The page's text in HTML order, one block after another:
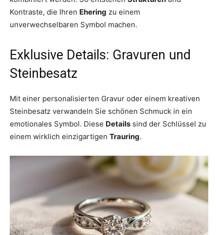
Kontraste, die Ihren Ehering zu einem
unverwechselbaren Symbol machen.
Exklusive Details: Gravuren und
Steinbesatz
Mit einer personalisierten Gravur oder einem kreativen
Steinbesatz verwandeln Sie schönen Schmuck in ein
emotionales Symbol. Diese Details sind der Schlüssel zu
einem wirklich einzigartigen Trauring.